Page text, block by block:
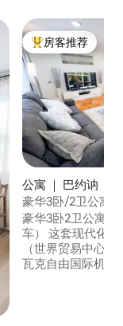
热门「房客推荐」
房客推荐
公寓 ｜ 巴约讷
豪华3卧/2卫公寓-
尼迪机场和纽瓦克
豪华3卧2卫公寓–
车） 这套现代化的二楼公寓距离曼哈顿
（世界贸易中心
瓦克自由国际机场